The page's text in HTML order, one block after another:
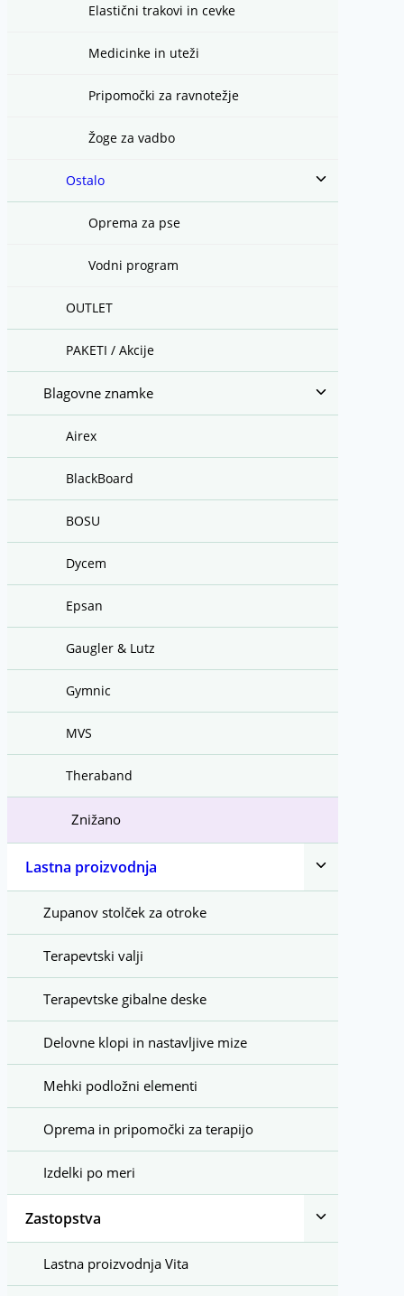
Elastični trakovi in cevke
Medicinke in uteži
Pripomočki za ravnotežje
Žoge za vadbo
Ostalo
Toggle
menu
Oprema za pse
Vodni program
OUTLET
PAKETI / Akcije
Blagovne znamke
Toggle
menu
Airex
BlackBoard
BOSU
Dycem
Epsan
Gaugler & Lutz
Gymnic
MVS
Theraband
Znižano
Lastna proizvodnja
Toggle
menu
Zupanov stolček za otroke
Terapevtski valji
Terapevtske gibalne deske
Delovne klopi in nastavljive mize
Mehki podložni elementi
Oprema in pripomočki za terapijo
Izdelki po meri
Zastopstva
Toggle
menu
Lastna proizvodnja Vita